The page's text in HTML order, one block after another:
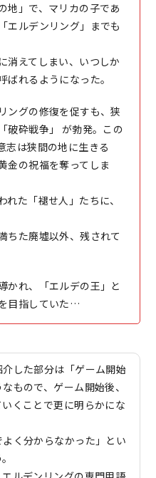
地」で、マリカの子であ
エルデンリング」までも
消えてしまい、いつしか
れるようになった。
ングの修復を促すも、狭
破砕戦争」 が勃発。この
志は狭間の地に生きる
金の祝福を奪ってしま
た「褪せ人」たちに、
ちた廃墟以外、残されて
かれ、「エルデの王」と
目指していた…
した部分は「ゲーム開始
もので、ゲーム開始後、
くことで更に明らかにな
よく分からなかった」とい